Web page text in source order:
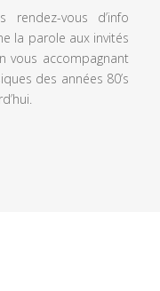
rendez-vous d’info
la parole aux invités
vous accompagnant
des années 80’s